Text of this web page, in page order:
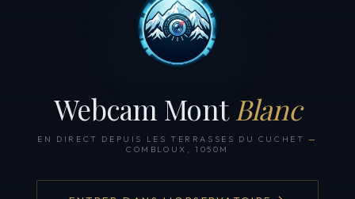
Webcam Mont Blanc
EN DIRECT DEPUIS LES TERRASSES DU CUCHET —
COMBLOUX, 1050M